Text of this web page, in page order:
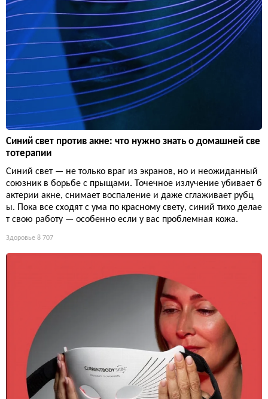
Синий свет против акне: что нужно знать о домашней све
тотерапии
Синий свет — не только враг из экранов, но и неожиданный
союзник в борьбе с прыщами. Точечное излучение убивает б
актерии акне, снимает воспаление и даже сглаживает рубц
ы. Пока все сходят с ума по красному свету, синий тихо делае
т свою работу — особенно если у вас проблемная кожа.
Здоровье 8 707